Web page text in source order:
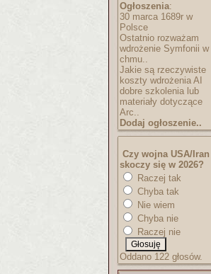
Ogłoszenia:
30 marca 1689r w
Polsce
Ostatnio rozważam
wdrożenie Symfonii w
chmu..
Jakie są rzeczywiste
koszty wdrożenia AI
dobre szkolenia lub
materiały dotyczące
Arc..
Dodaj ogłoszenie..
Czy wojna USA/Iran
skoczy się w 2026?
Raczej tak
Chyba tak
Nie wiem
Chyba nie
Raczej nie
Oddano 122 głosów.